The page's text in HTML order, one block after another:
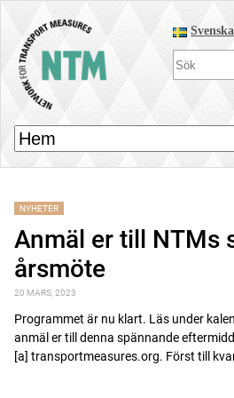
Svenska
NYHETER
Anmäl er till NTMs
årsmöte
20 MARS, 2023
Programmet är nu klart. Läs under
anmäl er till denna spännande
[a] transportmeasures.org. Först till